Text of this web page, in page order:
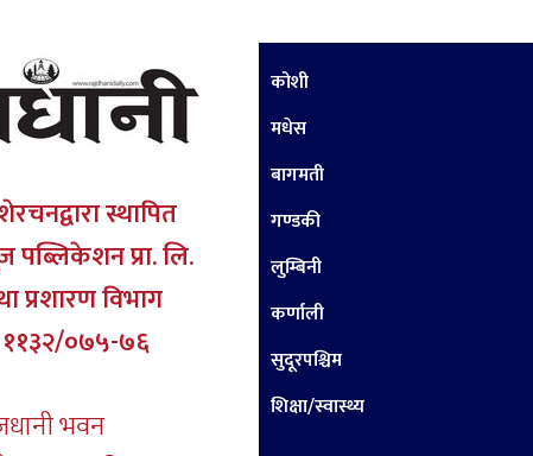
स्थापित
पब्लिकेशन प्रा. लि.
प्रशारण विभाग
११३२/०७५-७६
भवन
कोशी
मधेस
बागमती
गण्डकी
लुम्बिनी
कर्णाली
सुदूरपश्चिम
शिक्षा/स्वास्थ्य